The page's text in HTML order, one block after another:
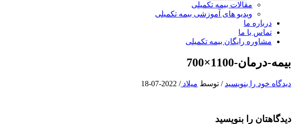
مقالات بیمه تکمیلی
ویدیو های آموزشی بیمه تکمیلی
درباره ما
تماس با ما
مشاوره رایگان بیمه تکمیلی
بیمه-درمان-1100×700
دیدگاه‌ خود را بنویسید / توسط میلاد/
2022-07-18
دیدگاهتان را بنویسید